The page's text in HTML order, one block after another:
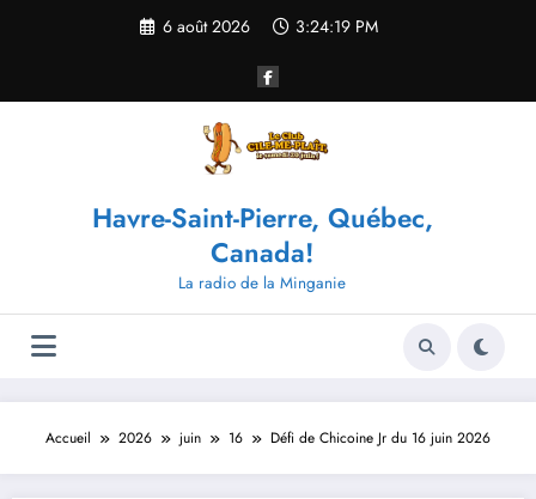
6 août 2026 3:24:19 PM
Havre-Saint-Pierre, Québec,
Canada!
La radio de la Minganie
Accueil 2026 juin 16 Défi de Chicoine Jr du 16 juin 2026